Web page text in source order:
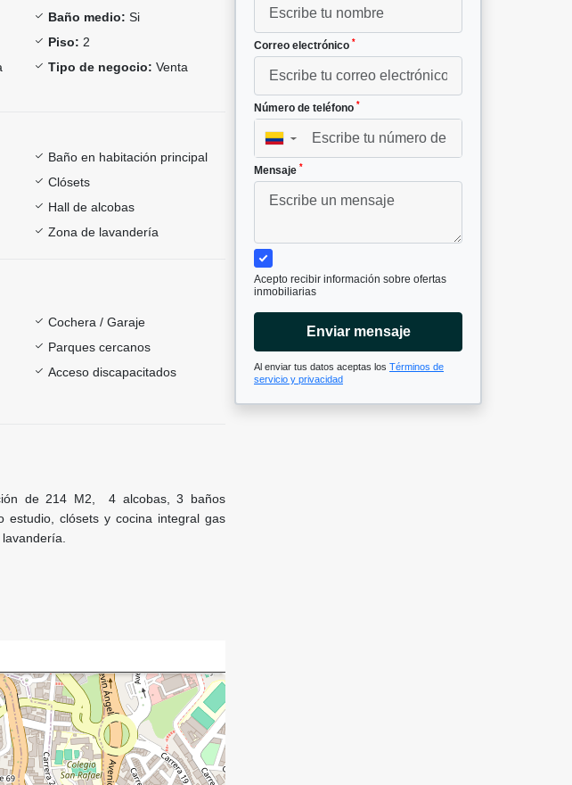
Baño medio: Si
Piso: 2
Tipo de negocio: Venta
Baño en habitación principal
Clósets
Hall de alcobas
Zona de lavandería
Cochera / Garaje
Parques cercanos
Acceso discapacitados
de 214 M2, 4 alcobas, 3 baños
estudio, clósets y cocina integral gas
Correo electrónico *
Número de teléfono *
▼
Mensaje *
Acepto recibir información sobre ofertas
inmobiliarias
Enviar mensaje
Al enviar tus datos aceptas los Términos de
servicio y privacidad